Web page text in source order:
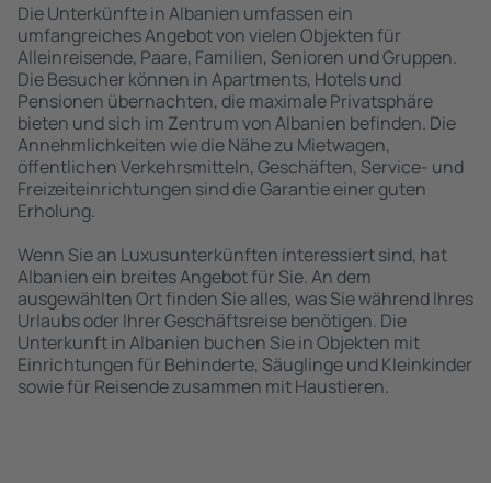
Die Unterkünfte in Albanien umfassen ein
umfangreiches Angebot von vielen Objekten für
Alleinreisende, Paare, Familien, Senioren und Gruppen.
Die Besucher können in Apartments, Hotels und
Pensionen übernachten, die maximale Privatsphäre
bieten und sich im Zentrum von Albanien befinden. Die
Annehmlichkeiten wie die Nähe zu Mietwagen,
öffentlichen Verkehrsmitteln, Geschäften, Service- und
Freizeiteinrichtungen sind die Garantie einer guten
Erholung.
Wenn Sie an Luxusunterkünften interessiert sind, hat
Albanien ein breites Angebot für Sie. An dem
ausgewählten Ort finden Sie alles, was Sie während Ihres
Urlaubs oder Ihrer Geschäftsreise benötigen. Die
Unterkunft in Albanien buchen Sie in Objekten mit
Einrichtungen für Behinderte, Säuglinge und Kleinkinder
sowie für Reisende zusammen mit Haustieren.